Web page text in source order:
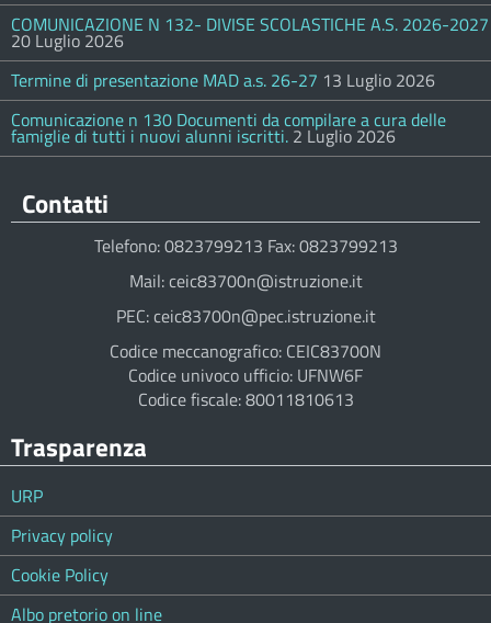
COMUNICAZIONE N 132- DIVISE SCOLASTICHE A.S. 2026-2027
20 Luglio 2026
Termine di presentazione MAD a.s. 26-27 13 Luglio 2026
Comunicazione n 130 Documenti da compilare a cura delle
famiglie di tutti i nuovi alunni iscritti. 2 Luglio 2026
Contatti
Telefono: 0823799213 Fax: 0823799213
Mail: ceic83700n@istruzione.it
PEC: ceic83700n@pec.istruzione.it
Codice meccanografico: CEIC83700N
Codice univoco ufficio: UFNW6F
Codice fiscale: 80011810613
Trasparenza
URP
Privacy policy
Cookie Policy
Albo pretorio on line